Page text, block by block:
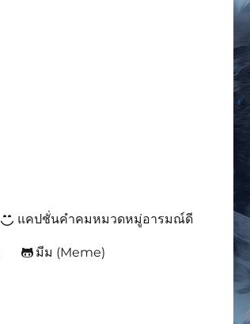
แคปชั่นคำคมหมวดหมู่อารมณ์ดี
มีม (Meme)